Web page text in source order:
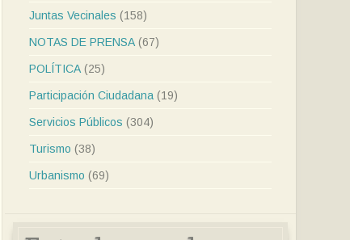
Juntas Vecinales (158)
NOTAS DE PRENSA (67)
POLÍTICA (25)
Participación Ciudadana (19)
Servicios Públicos (304)
Turismo (38)
Urbanismo (69)